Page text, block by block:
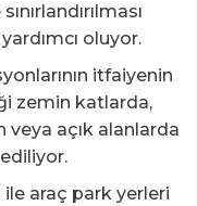
oluyor.
itfaiyenin
zemin katlarda,
veya açık alanlarda
araç park yerleri